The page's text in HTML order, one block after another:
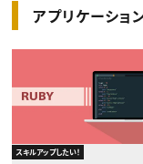
アプリケーショ
スキルアップしたい！